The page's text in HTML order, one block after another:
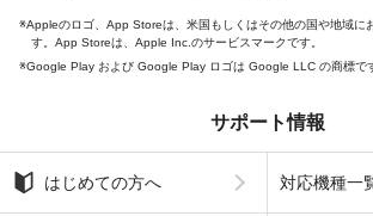
Appleのロゴ、App Storeは、米国もしくはその他の国や地域に
す。App Storeは、Apple Inc.のサービスマークです。
Google Play および Google Play ロゴは Google LLC の商標で
サポート情報
はじめての方へ 対応機種一